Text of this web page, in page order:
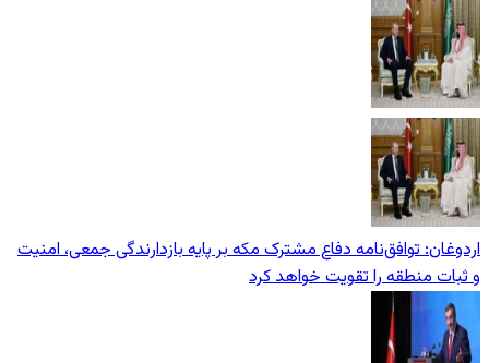
اردوغان: توافق‌نامه دفاع مشترک مکه بر پایه بازدارندگی جمعی، امنیت
و ثبات منطقه را تقویت خواهد کرد